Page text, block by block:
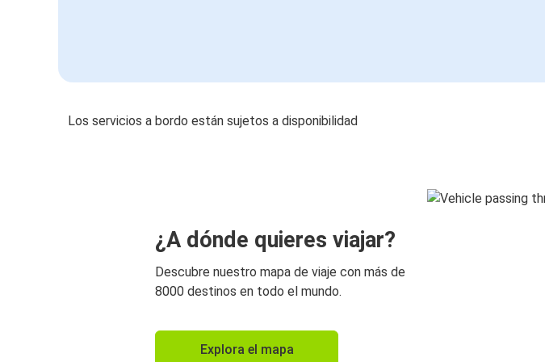
Los servicios a bordo están sujetos a disponibilidad
¿A dónde quieres viajar?
Descubre nuestro mapa de viaje con más de
8000 destinos en todo el mundo.
Explora el mapa